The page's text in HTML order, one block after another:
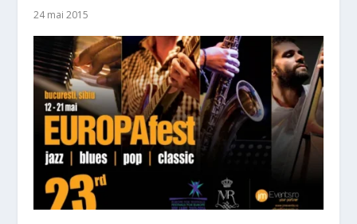
24 mai 2015